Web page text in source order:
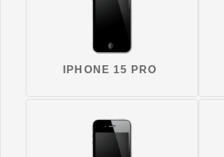
IPHONE 15 PRO